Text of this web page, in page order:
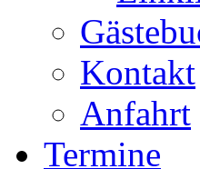
Kontakt
Anfahrt
Termine